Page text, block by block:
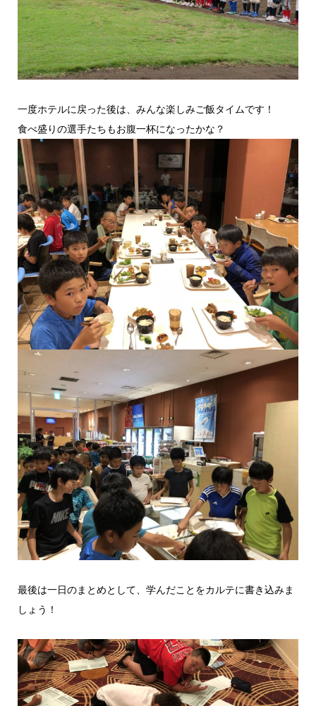
一度ホテルに戻った後は、みんな楽しみご飯タイムです！
食べ盛りの選手たちもお腹一杯になったかな？
最後は一日のまとめとして、学んだことをカルテに書き込みま
しょう！